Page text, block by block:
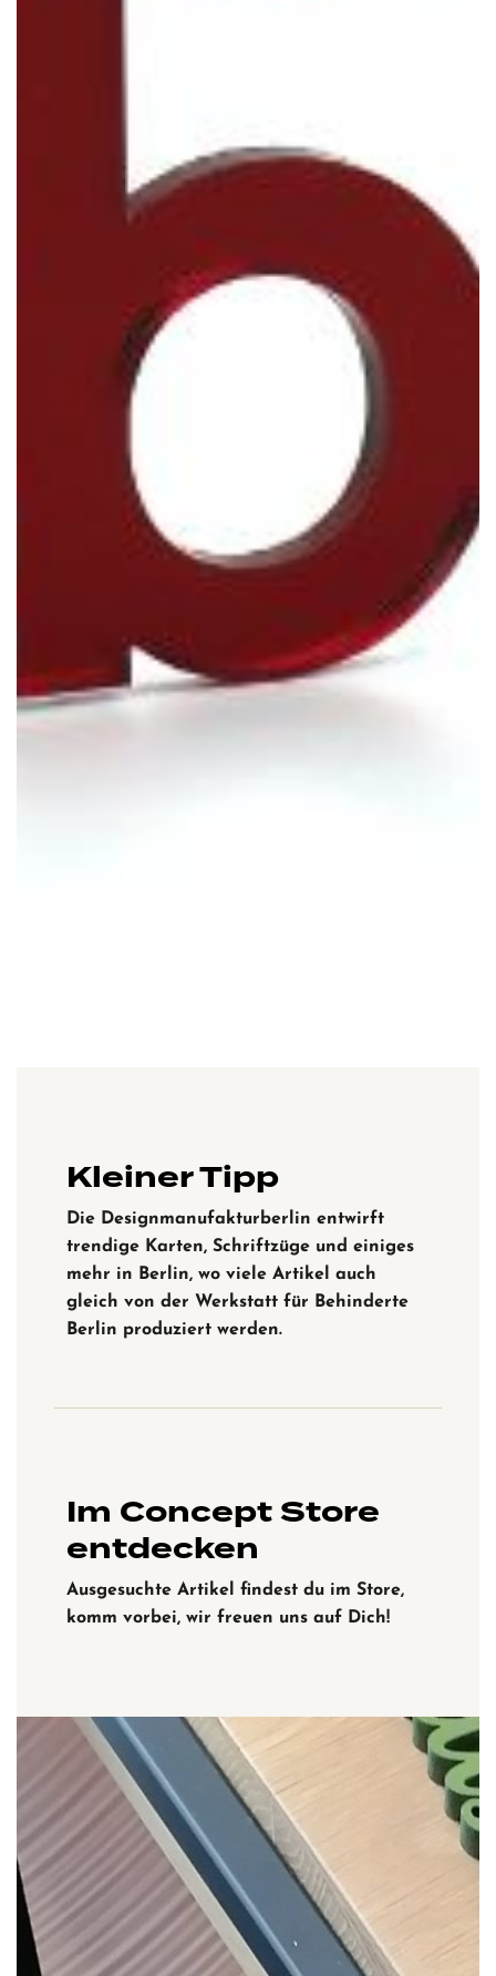
Kleiner Tipp
Die Designmanufakturberlin entwirft
trendige Karten, Schriftzüge und einiges
mehr in Berlin, wo viele Artikel auch
gleich von der Werkstatt für Behinderte
Berlin produziert werden.
Im Concept Store
entdecken
Ausgesuchte Artikel findest du im Store,
komm vorbei, wir freuen uns auf Dich!